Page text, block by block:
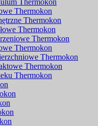
Thermokon
Thermokon
Thermokon
Thermokon
Thermokon
Thermokon
Thermokon
Thermokon
Thermokon